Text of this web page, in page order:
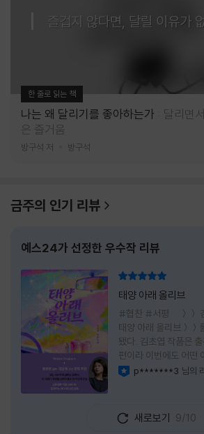
즐겁지 않다면, 달릴 이유가
한 줄로 읽는 책
나는 왜 달리기를 좋아하는가
달리면
은 즐거움
방구석 저 방구석
금주의 인기 리뷰
예스24가 선정한 우수작 리뷰
태양 아래 올리브
#협찬 #서평 ＞＞ 김
태양 아래 올리브＞＞
됐다. 김초엽 작품은
편이라 이번에도 어떤
가 컸다. 스포일러 없이
그 선택이 정말 잘한
하지 않았다. 사라진 누
p*******3 님의
새로보기 9/10